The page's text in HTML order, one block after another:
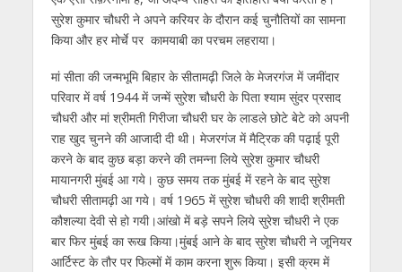
p k er
सुरेश कुमार चौधरी ने अपने करियर के दौरान कई चुनौतियों का सामना
किया और हर मोर्चे पर कामयाबी का परचम लहराया।
मां सीता की जन्मभूमि बिहार के सीतामढ़ी जिले के मेजरगंज में जमींदार
परिवार में वर्ष 1944 में जन्में सुरेश चौधरी के पिता श्याम सुंदर प्रसाद
चौधरी और मां श्रीमती गिरीजा चौधरी घर के लाडले छोटे बेटे को अपनी
राह खुद चुनने की आजादी दी थी। मेजरगंज में मैट्रिक की पढ़ाई पूरी
करने के बाद कुछ बड़ा करने की तमन्ना लिये सुरेश कुमार चौधरी
मायानगरी मुंबई आ गये। कुछ समय तक मुंबई में रहने के बाद सुरेश
चौधरी सीतामढ़ी आ गये। वर्ष 1965 में सुरेश चौधरी की शादी श्रीमती
कौशल्या देवी से हो गयी।आंखो में बड़े सपने लिये सुरेश चौधरी ने एक
बार फिर मुंबई का रूख किया।मुंबई आने के बाद सुरेश चौधरी ने जूनियर
आर्टिस्ट के तौर पर फिल्मों में काम करना शुरू किया। इसी क्रम में